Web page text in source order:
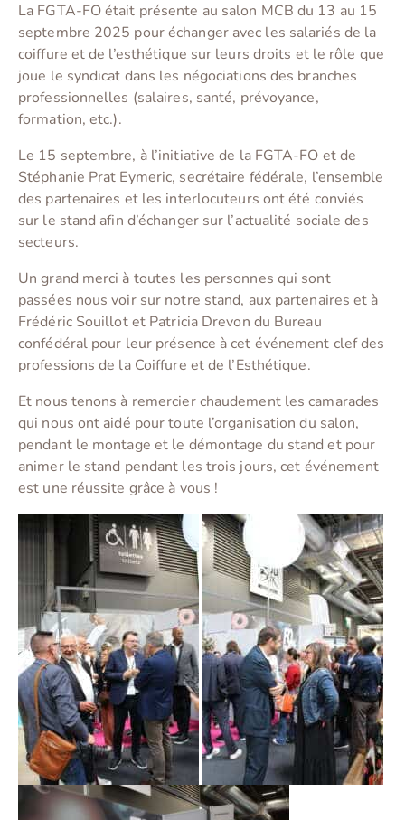
La FGTA-FO était présente au salon MCB du 13 au 15
septembre 2025 pour échanger avec les salariés de la
coiffure et de l’esthétique sur leurs droits et le rôle que
joue le syndicat dans les négociations des branches
professionnelles (salaires, santé, prévoyance,
formation, etc.).
Le 15 septembre, à l’initiative de la FGTA-FO et de
Stéphanie Prat Eymeric, secrétaire fédérale, l’ensemble
des partenaires et les interlocuteurs ont été conviés
sur le stand afin d’échanger sur l’actualité sociale des
secteurs.
Un grand merci à toutes les personnes qui sont
passées nous voir sur notre stand, aux partenaires et à
Frédéric Souillot et Patricia Drevon du Bureau
confédéral pour leur présence à cet événement clef des
professions de la Coiffure et de l’Esthétique.
Et nous tenons à remercier chaudement les camarades
qui nous ont aidé pour toute l’organisation du salon,
pendant le montage et le démontage du stand et pour
animer le stand pendant les trois jours, cet événement
est une réussite grâce à vous !